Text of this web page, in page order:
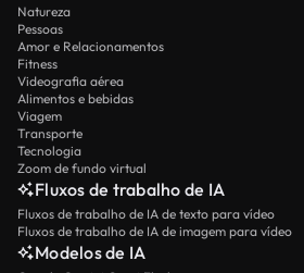
Natureza
Pessoas
Amor e Relacionamentos
Fitness
Videografia aérea
Alimentos e bebidas
Viagem
Transporte
Tecnologia
Zoom de fundo virtual
Fluxos de trabalho de IA
Fluxos de trabalho de IA de texto para vídeo
Fluxos de trabalho de IA de imagem para vídeo
Modelos de IA